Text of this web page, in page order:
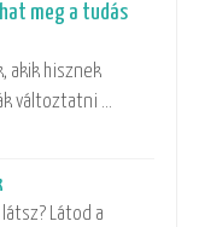
meg a tudás
akik hisznek
változtatni …
Látod a